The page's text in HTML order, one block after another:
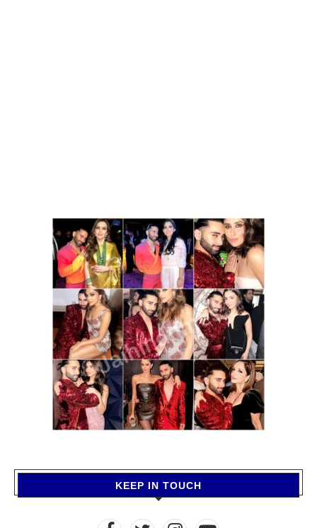
KEEP IN TOUCH